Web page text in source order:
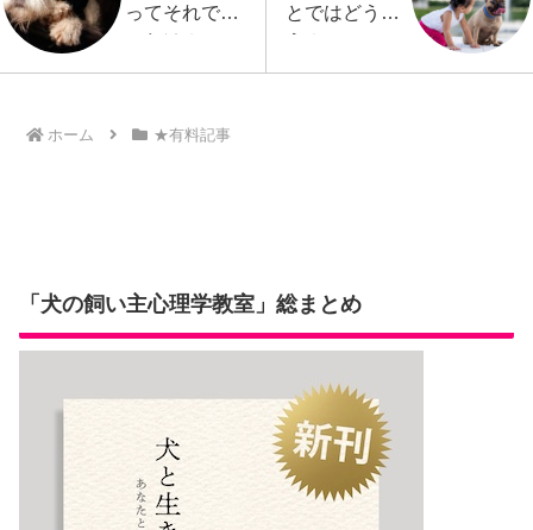
ってそれでい
いわけ？
とではどう違
う？
ホーム ★有料記事
「犬の飼い主心理学教室」総まとめ